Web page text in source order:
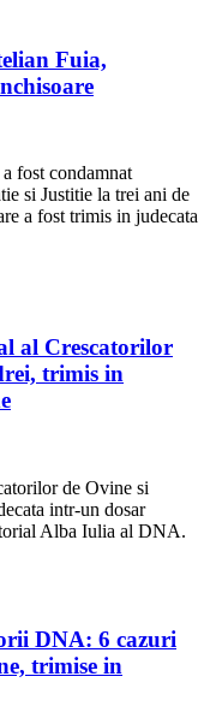
Fuia,
fost condamnat
si Justitie la trei ani de
a fost trimis in judecata
al Crescatorilor
trimis in
de Ovine si
intr-un dosar
Alba Iulia al DNA.
DNA: 6 cazuri
trimise in